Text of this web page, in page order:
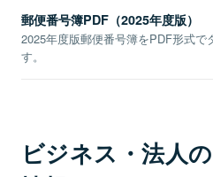
郵便番号簿PDF（2025年度版）
2025年度版郵便番号簿をPDF形式で
す。
ビジネス・法人